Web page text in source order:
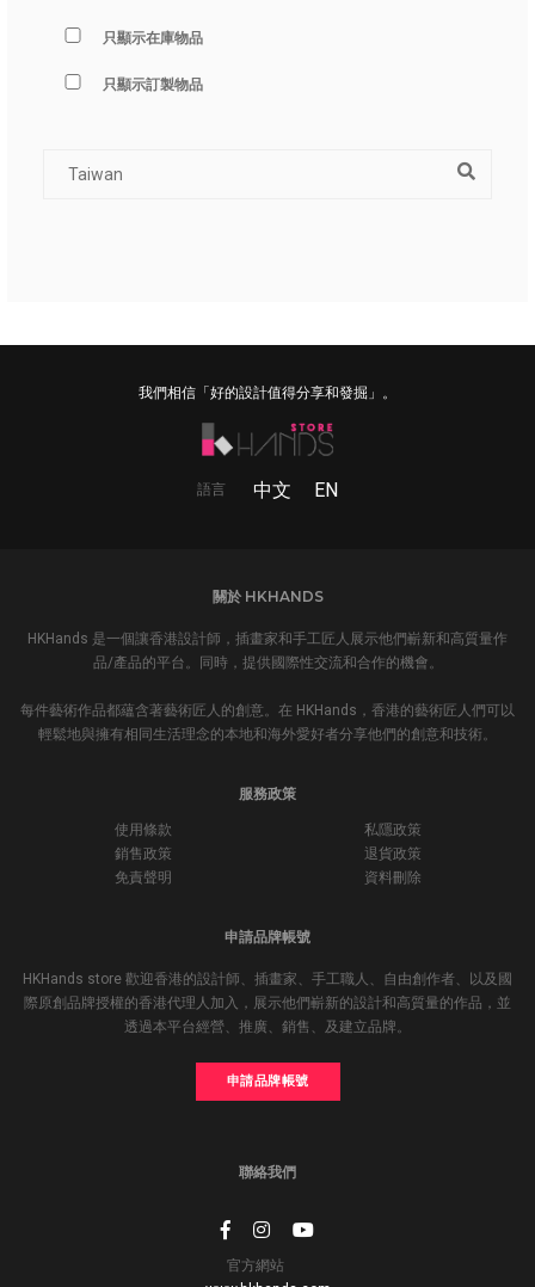
只顯示在庫物品
只顯示訂製物品
我們相信「好的設計值得分享和發掘」。
語言 中文 EN
關於 HKHANDS
HKHands 是一個讓香港設計師，插畫家和手工匠人展示他們嶄新和高質量作
品/產品的平台。同時，提供國際性交流和合作的機會。
每件藝術作品都蘊含著藝術匠人的創意。在 HKHands，香港的藝術匠人們可以
輕鬆地與擁有相同生活理念的本地和海外愛好者分享他們的創意和技術。
服務政策
使用條款
私隱政策
銷售政策
退貨政策
免責聲明
資料刪除
申請品牌帳號
HKHands store 歡迎香港的設計師、插畫家、手工職人、自由創作者、以及國
際原創品牌授權的香港代理人加入，展示他們嶄新的設計和高質量的作品，並
透過本平台經營、推廣、銷售、及建立品牌。
申請品牌帳號
聯絡我們
官方網站